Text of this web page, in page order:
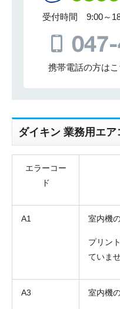
受付時間 9:00～
携帯電話の方はこ
ダイキン 業務用エ
エラーコー
ド
A1 室内機
プリン
ていませ
A3 室内機